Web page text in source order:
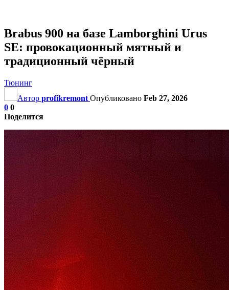
Brabus 900 на базе Lamborghini Urus
SE: провокационный мятный и
традиционный чёрный
Тюнинг
Автор profikremont Опубликовано Feb 27, 2026
0 0
Поделится